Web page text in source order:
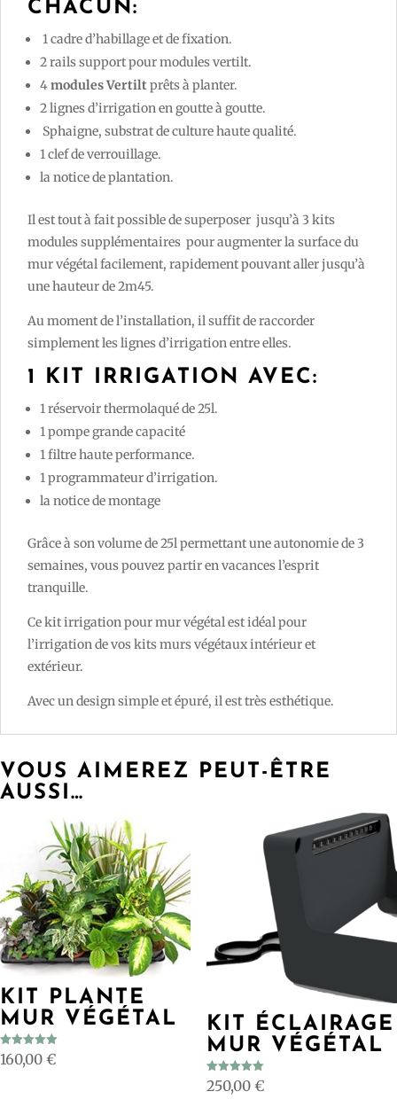
CHACUN:
1 cadre d’habillage et de fixation.
2 rails support pour modules vertilt.
4modules Vertiltprêts à planter.
2 lignes d’irrigation en goutte à goutte.
Sphaigne, substrat de culture haute qualité.
1 clef de verrouillage.
la notice de plantation.
Il est tout à fait possible de superposer jusqu’à 3 kits
modules supplémentaires pour augmenter la surface du
mur végétal facilement, rapidement pouvant aller jusqu’à
une hauteur de 2m45.
Au moment de l’installation, il suffit de raccorder
simplement les lignes d’irrigation entre elles.
1 KIT IRRIGATION AVEC:
1 réservoir thermolaqué de 25l.
1 pompe grande capacité
1 filtre haute performance.
1 programmateur d’irrigation.
la notice de montage
Grâce à son volume de 25l permettant une autonomie de 3
semaines, vous pouvez partir en vacances l’esprit
tranquille.
Ce kit irrigation pour mur végétal est idéal pour
l’irrigation de vos kits murs végétaux intérieur et
extérieur.
Avec un designsimpleetépuré, il est très esthétique.
VOUS AIMEREZ PEUT-ÊTRE
AUSSI…
KIT PLANTE
MUR VÉGÉTAL
Note
5.00
160,00 €
KIT ÉCLAIRAGE
MUR VÉGÉTAL
Note
5.00
250,00 €